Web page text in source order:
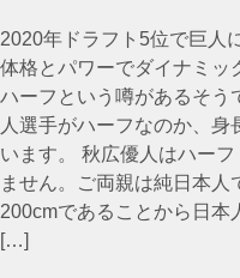
2020年ドラフト5位で巨人
体格とパワーでダイナミッ
ハーフという噂があるそう
人選手がハーフなのか、
います。 秋広優人はハー
ません。ご両親は純日本
200cmであることから日本
[…]